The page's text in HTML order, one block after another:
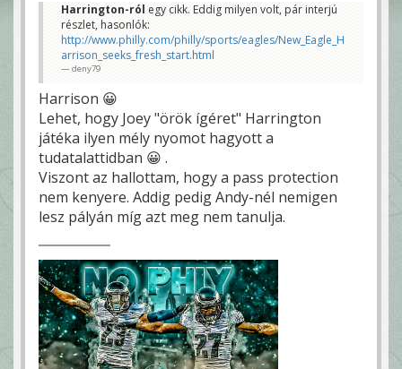
Harrington-ról egy cikk. Eddig milyen volt, pár interjú
részlet, hasonlók:
http://www.philly.com/philly/sports/eagles/New_Eagle_H
arrison_seeks_fresh_start.html
deny79
Harrison 😀
Lehet, hogy Joey "örök ígéret" Harrington
játéka ilyen mély nyomot hagyott a
tudatalattidban 😀 .
Viszont az hallottam, hogy a pass protection
nem kenyere. Addig pedig Andy-nél nemigen
lesz pályán míg azt meg nem tanulja.